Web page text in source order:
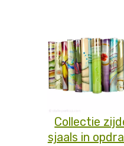
Collectie
sjaals in